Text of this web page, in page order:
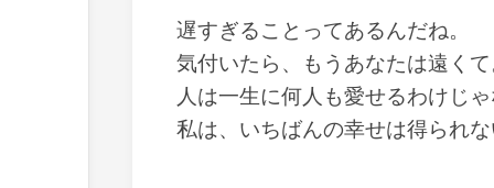
遅すぎることってあるんだね。
気付いたら、もうあなたは遠く
人は一生に何人も愛せるわけじ
私は、いちばんの幸せは得られ